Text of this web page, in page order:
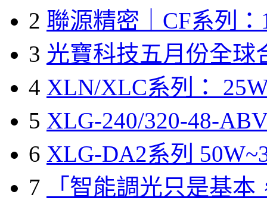
2 聯源精密｜CF系列：
3 光寶科技五月份全球
4 XLN/XLC系列：
5 XLG-240/320-48-
6 XLG-DA2系列
7
「智能調光只是基本